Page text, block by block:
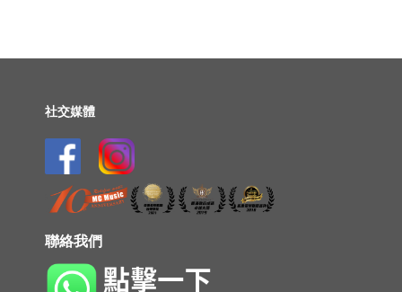
社交媒體
聯絡我們